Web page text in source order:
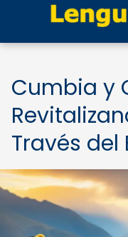
Cumbia y
Través del